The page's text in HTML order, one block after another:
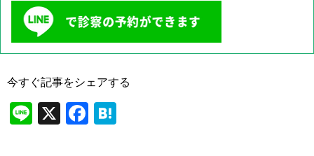
今すぐ記事をシェアする
Li X
F